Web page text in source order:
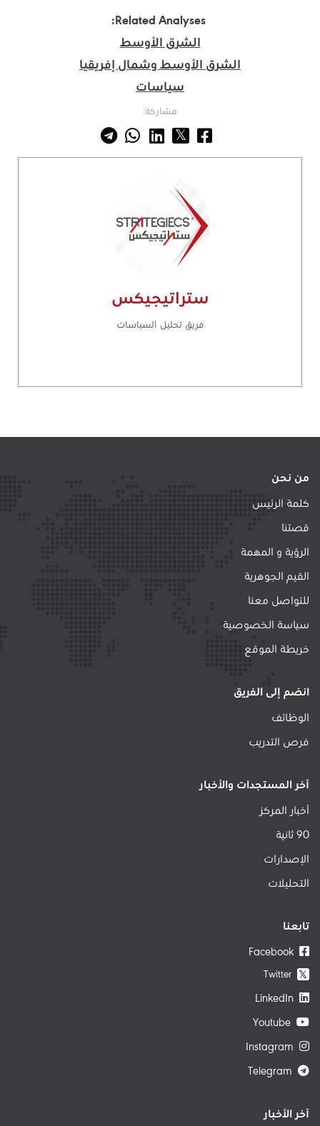
Related Analyses:
الشرق الأوسط
الشرق الأوسط وشمال إفريقيا
سياسات
مشاركة:
ستراتيجيكس
فريق تحليل السياسات
من نحن
كلمة الرئيس
قصتنا
الرؤية و المهمة
القيم الجوهرية
للتواصل معنا
سياسة الخصوصية
خريطة الموقع
انضم إلى الفريق
الوظائف
فرص التدريب
آخر المستجدات والأخبار
أخبار المركز
90 ثانية
الإصدارات
التحليلات
تابعنا
𝕏
Twitter
آخر الأخبار